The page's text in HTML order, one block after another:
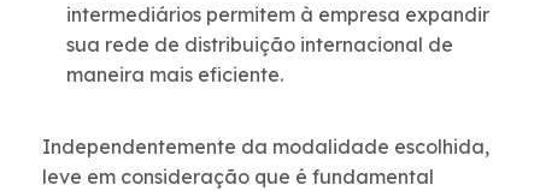
intermediários permitem à empresa expandir
sua rede de distribuição internacional de
maneira mais eficiente.
Independentemente da modalidade escolhida,
leve em consideração que é fundamental